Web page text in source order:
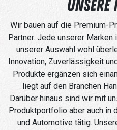
Wir bauen auf die Premium-
Partner. Jede unserer
unserer Auswahl wohl
Innovation, Zuverlässigkeit
Produkte ergänzen sich
liegt auf den Branchen
Darüber hinaus sind wir mit
Produktportfolio aber auch in
und Automotive tätig.